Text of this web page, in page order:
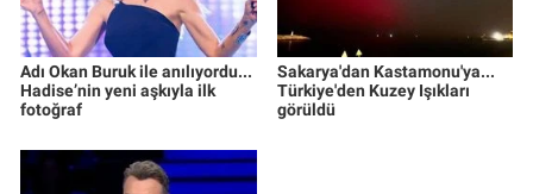
Adı Okan Buruk ile anılıyordu...
Hadise’nin yeni aşkıyla ilk
fotoğraf
Sakarya'dan Kastamonu'ya...
Türkiye'den Kuzey Işıkları
görüldü